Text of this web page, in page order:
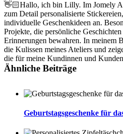
👋🏻Hallo, ich bin Lilly. Im Jomely
zum Detail personalisierte
individuelle Geschenkideen an.
Projekte, die persönliche
Erinnerungen bewahren. In meinem
die Kulissen meines Ateliers und
die für meine Kundinnen und
Ähnliche Beiträge
Geburtstagsgeschenke für